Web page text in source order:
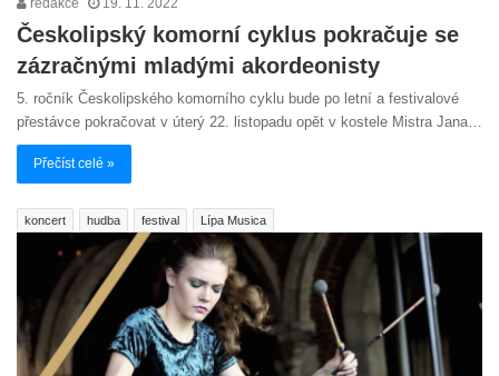
Českolipský komorní cyklus pokračuje se
zázračnými mladými akordeonisty
5. ročník Českolipského komorního cyklu bude po letní a festivalové
přestávce pokračovat v úterý 22. listopadu opět v kostele Mistra Jana…
Přečíst celé »
koncert hudba festival Lípa Musica